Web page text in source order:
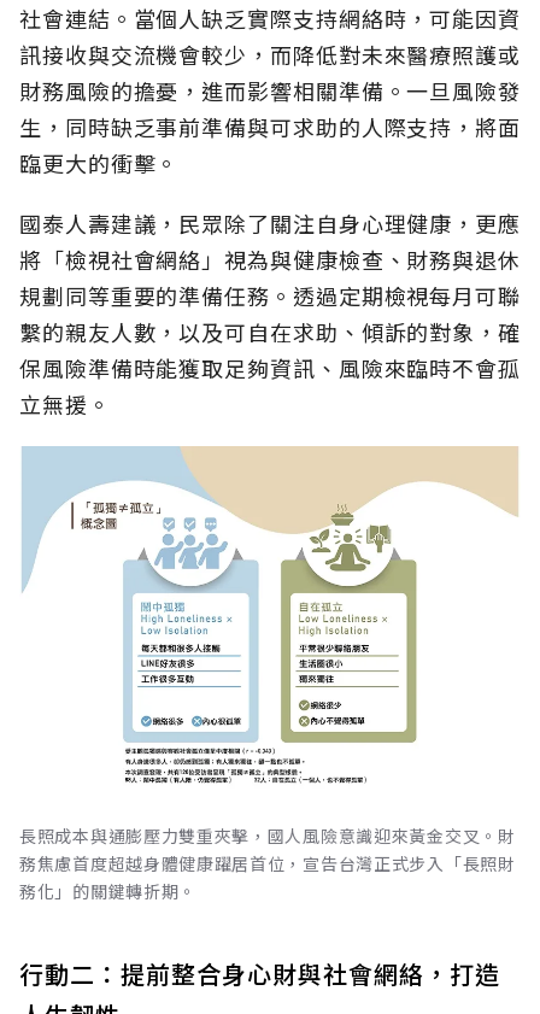
社會連結。當個人缺乏實際支持網絡時，可能因資
訊接收與交流機會較少，而降低對未來醫療照護或
財務風險的擔憂，進而影響相關準備。一旦風險發
生，同時缺乏事前準備與可求助的人際支持，將面
臨更大的衝擊。
國泰人壽建議，民眾除了關注自身心理健康，更應
將「檢視社會網絡」視為與健康檢查、財務與退休
規劃同等重要的準備任務。透過定期檢視每月可聯
繫的親友人數，以及可自在求助、傾訴的對象，確
保風險準備時能獲取足夠資訊、風險來臨時不會孤
立無援。
長照成本與通膨壓力雙重夾擊，國人風險意識迎來黃金交叉。財
務焦慮首度超越身體健康躍居首位，宣告台灣正式步入「長照財
務化」的關鍵轉折期。
行動二：提前整合身心財與社會網絡，打造